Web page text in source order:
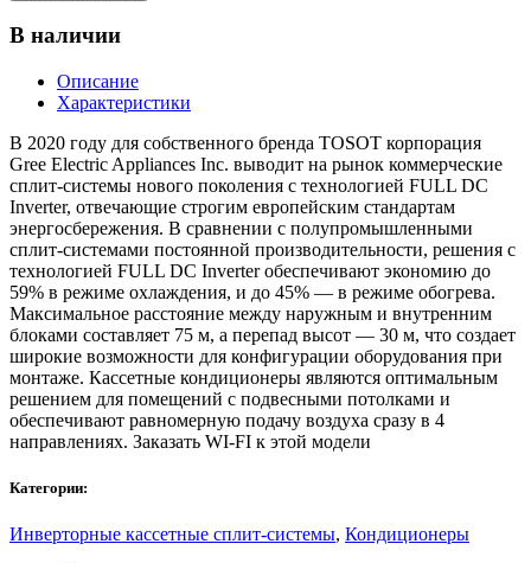
В наличии
Описание
Характеристики
В 2020 году для собственного бренда TOSOT корпорация
Gree Electric Appliances Inc. выводит на рынок коммерческие
сплит-системы нового поколения с технологией FULL DC
Inverter, отвечающие строгим европейским стандартам
энергосбережения. В сравнении с полупромышленными
сплит-системами постоянной производительности, решения с
технологией FULL DC Inverter обеспечивают экономию до
59% в режиме охлаждения, и до 45% — в режиме обогрева.
Максимальное расстояние между наружным и внутренним
блоками составляет 75 м, а перепад высот — 30 м, что создает
широкие возможности для конфигурации оборудования при
монтаже. Кассетные кондиционеры являются оптимальным
решением для помещений с подвесными потолками и
обеспечивают равномерную подачу воздуха сразу в 4
направлениях. Заказать WI-FI к этой модели
Категории:
Инверторные кассетные сплит-системы, Кондиционеры